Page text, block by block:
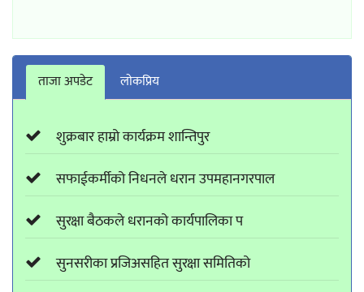
ताजा अपडेट लाेकप्रिय
शुक्रबार हाम्रो कार्यक्रम शान्तिपुर
सफाईकर्मीको निधनले धरान उपमहानगरपाल
सुरक्षा बैठकले धरानको कार्यपालिका प
सुनसरीका प्रजिअसहित सुरक्षा समितिको